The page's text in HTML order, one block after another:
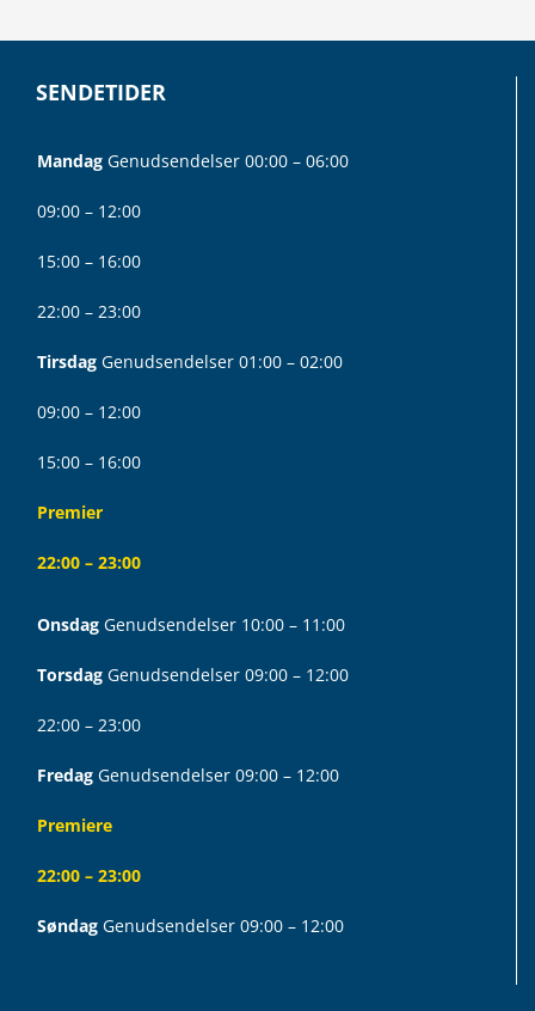
SENDETIDER
Mandag Genudsendelser 00:00 – 06:00
09:00 – 12:00
15:00 – 16:00
22:00 – 23:00
Tirsdag Genudsendelser 01:00 – 02:00
09:00 – 12:00
15:00 – 16:00
Premier
22:00 – 23:00
Onsdag Genudsendelser 10:00 – 11:00
Torsdag Genudsendelser 09:00 – 12:00
22:00 – 23:00
Fredag Genudsendelser 09:00 – 12:00
Premiere
22:00 – 23:00
Søndag Genudsendelser 09:00 – 12:00